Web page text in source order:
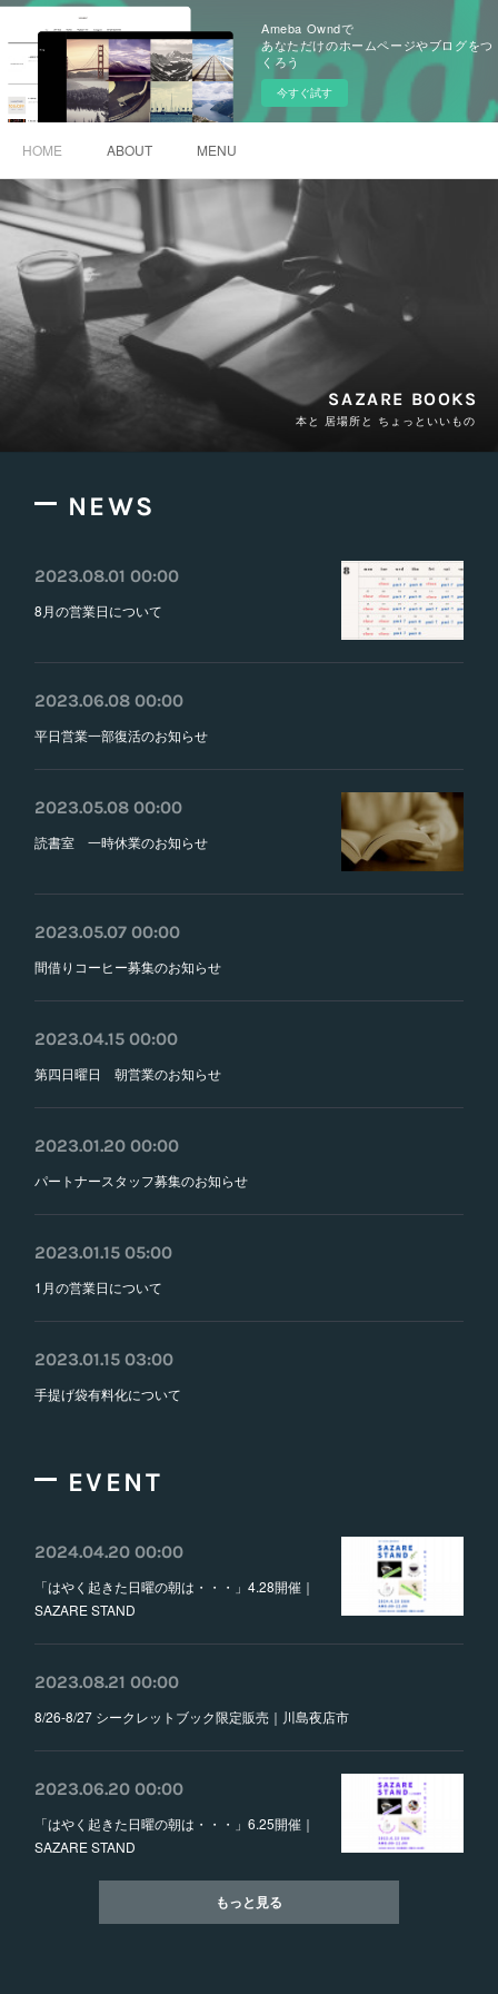
Ameba Owndで
あなただけのホームページやブログをつ
くろう
今すぐ試す
HOME ABOUT MENU
SAZARE BOOKS
本と 居場所と ちょっといいもの
NEWS
2023.08.01 00:00
8月の営業日について
2023.06.08 00:00
平日営業一部復活のお知らせ
2023.05.08 00:00
読書室 一時休業のお知らせ
2023.05.07 00:00
間借りコーヒー募集のお知らせ
2023.04.15 00:00
第四日曜日 朝営業のお知らせ
2023.01.20 00:00
パートナースタッフ募集のお知らせ
2023.01.15 05:00
1月の営業日について
2023.01.15 03:00
手提げ袋有料化について
EVENT
2024.04.20 00:00
「はやく起きた日曜の朝は・・・」4.28開催｜
SAZARE STAND
2023.08.21 00:00
8/26-8/27 シークレットブック限定販売｜川島夜店市
2023.06.20 00:00
「はやく起きた日曜の朝は・・・」6.25開催｜
SAZARE STAND
もっと見る